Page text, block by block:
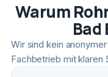
Warum
Bad
Wir sind kein
Fachbetrieb mit klaren